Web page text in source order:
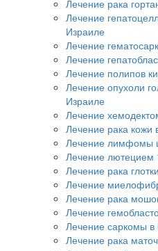
Лечение рака
Лечение
Израиле
Лечение
Лечение
Лечение полипов
Лечение опухоли
Израиле
Лечение
Лечение рака кожи
Лечение лимфомы
Лечение лютецием
Лечение рака
Лечение
Лечение рака
Лечение
Лечение саркомы в
Лечение рака